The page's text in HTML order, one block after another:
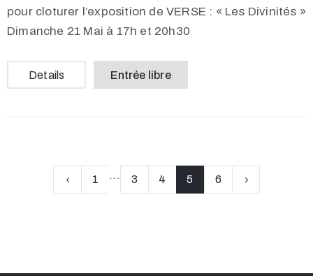
pour cloturer l’exposition de VERSE : « Les Divinités »
Dimanche 21 Mai à 17h et 20h30
Details Entrée libre
1 ... 3 4 5 6